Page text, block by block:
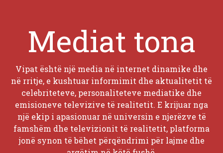
Mediat tona
Vipat është një media në internet dinamike dhe
në rritje, e kushtuar informimit dhe aktualitetit të
celebriteteve, personaliteteve mediatike dhe
emisioneve televizive të realitetit. E krijuar nga
një ekip i apasionuar në universin e njerëzve të
famshëm dhe televizionit të realitetit, platforma
jonë synon të bëhet përqëndrimi për lajme dhe